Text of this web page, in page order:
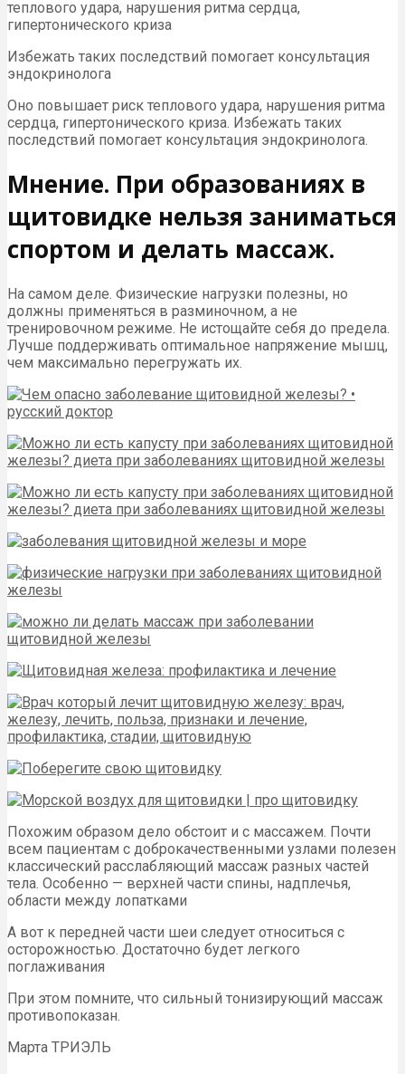
теплового удара, нарушения ритма сердца,
гипертонического криза
Избежать таких последствий помогает консультация
эндокринолога
Оно повышает риск теплового удара, нарушения ритма
сердца, гипертонического криза. Избежать таких
последствий помогает консультация эндокринолога.
Мнение. При образованиях в
щитовидке нельзя заниматься
спортом и делать массаж.
На самом деле. Физические нагрузки полезны, но
должны применяться в разминочном, а не
тренировочном режиме. Не истощайте себя до предела.
Лучше поддерживать оптимальное напряжение мышц,
чем максимально перегружать их.
Похожим образом дело обстоит и с массажем. Почти
всем пациентам с доброкачественными узлами полезен
классический расслабляющий массаж разных частей
тела. Особенно — верхней части спины, надплечья,
области между лопатками
А вот к передней части шеи следует относиться с
осторожностью. Достаточно будет легкого
поглаживания
При этом помните, что сильный тонизирующий массаж
противопоказан.
Марта ТРИЭЛЬ